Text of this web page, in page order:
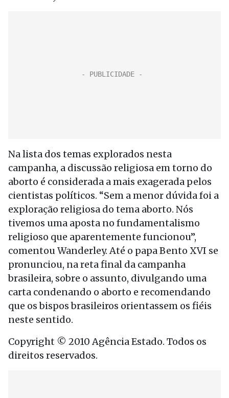
Na lista dos temas explorados nesta
campanha, a discussão religiosa em torno do
aborto é considerada a mais exagerada pelos
cientistas políticos. “Sem a menor dúvida foi a
exploração religiosa do tema aborto. Nós
tivemos uma aposta no fundamentalismo
religioso que aparentemente funcionou”,
comentou Wanderley. Até o papa Bento XVI se
pronunciou, na reta final da campanha
brasileira, sobre o assunto, divulgando uma
carta condenando o aborto e recomendando
que os bispos brasileiros orientassem os fiéis
neste sentido.
Copyright © 2010 Agência Estado. Todos os
direitos reservados.